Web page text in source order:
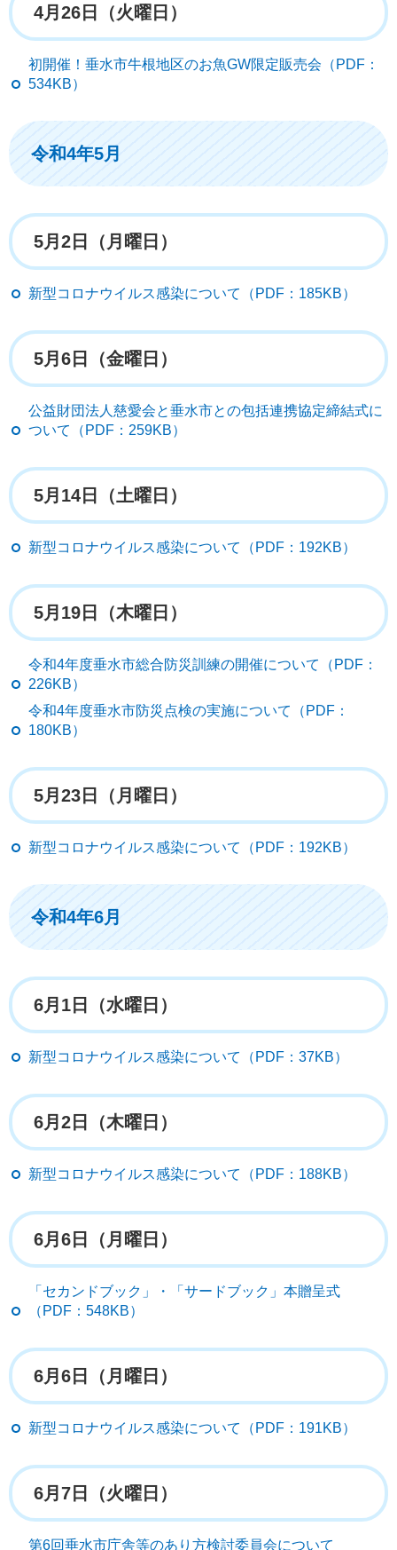
4月26日（火曜日）
初開催！垂水市牛根地区のお魚GW限定販売会（PDF：
534KB）
令和4年5月
5月2日（月曜日）
新型コロナウイルス感染について（PDF：185KB）
5月6日（金曜日）
公益財団法人慈愛会と垂水市との包括連携協定締結式に
ついて（PDF：259KB）
5月14日（土曜日）
新型コロナウイルス感染について（PDF：192KB）
5月19日（木曜日）
令和4年度垂水市総合防災訓練の開催について（PDF：
226KB）
令和4年度垂水市防災点検の実施について（PDF：
180KB）
5月23日（月曜日）
新型コロナウイルス感染について（PDF：192KB）
令和4年6月
6月1日（水曜日）
新型コロナウイルス感染について（PDF：37KB）
6月2日（木曜日）
新型コロナウイルス感染について（PDF：188KB）
6月6日（月曜日）
「セカンドブック」・「サードブック」本贈呈式
（PDF：548KB）
6月6日（月曜日）
新型コロナウイルス感染について（PDF：191KB）
6月7日（火曜日）
第6回垂水市庁舎等のあり方検討委員会について